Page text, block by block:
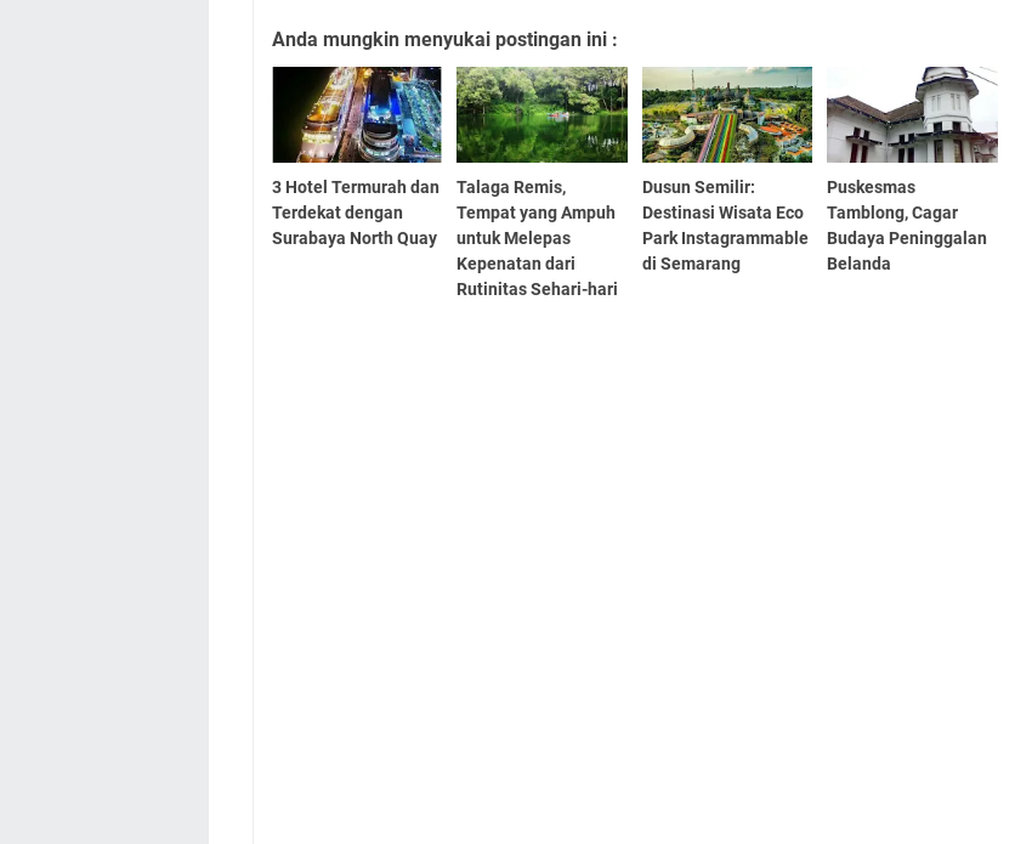
Anda mungkin menyukai postingan ini :
3 Hotel Termurah dan
Terdekat dengan
Surabaya North Quay
Talaga Remis,
Tempat yang Ampuh
untuk Melepas
Kepenatan dari
Rutinitas Sehari-hari
Dusun Semilir:
Destinasi Wisata Eco
Park Instagrammable
di Semarang
Puskesmas
Tamblong, Cagar
Budaya Peninggalan
Belanda